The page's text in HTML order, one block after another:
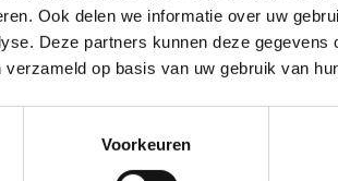
Ook delen we informatie over uw
Deze partners kunnen deze
op basis van uw gebruik van
Voorkeuren
behoort